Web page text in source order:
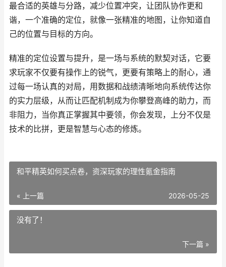
最合适的英雄与分路，减少位置冲突，让团队协作更和
谐，一个准确的定位，就像一张精准的地图，让你知道自
己的位置与目标的方向。
精准的定位设置与提升，是一场与系统的默契对话，它要
求玩家不仅要有操作上的锐气，更要有策略上的耐心，通
过每一场认真的对局，用数据和战绩清晰地向系统传达你
的实力层级，从而让匹配机制成为你攀登高峰的助力，而
非阻力，当你真正掌握其中要领，你会发现，上分不仅是
技术的比拼，更是智慧与心态的修炼。
和平精英如何买点卷，资深玩家的理性氪金指南
« 上一篇 2026-05-25
没有了！
下一篇 »